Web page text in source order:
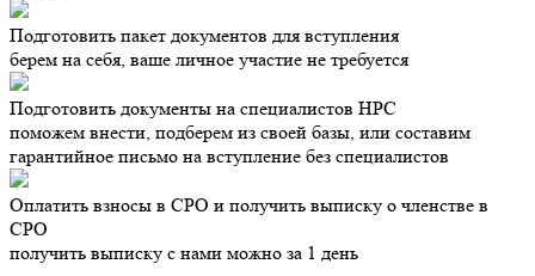
Подготовить пакет документов для вступления
берем на себя, ваше личное участие не требуется
Подготовить документы на специалистов НРС
поможем внести, подберем из своей базы, или составим
гарантийное письмо на вступление без специалистов
Оплатить взносы в СРО и получить выписку о членстве в
СРО
получить выписку с нами можно за 1 день